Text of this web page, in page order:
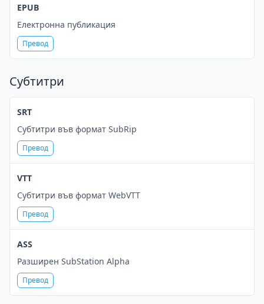
EPUB
Електронна публикация
Превод
Субтитри
SRT
Субтитри във формат SubRip
Превод
VTT
Субтитри във формат WebVTT
Превод
ASS
Разширен SubStation Alpha
Превод